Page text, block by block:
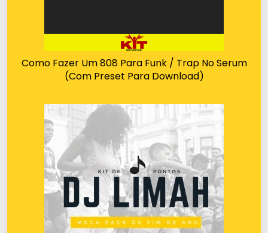
Como Fazer Um 808 Para Funk / Trap No Serum
(Com Preset Para Download)